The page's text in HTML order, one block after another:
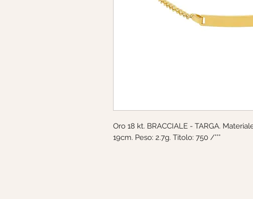
Oro 18 kt. BRACCIALE - TARGA.
19cm. Peso: 2.7g. Titolo: 750 /°°°